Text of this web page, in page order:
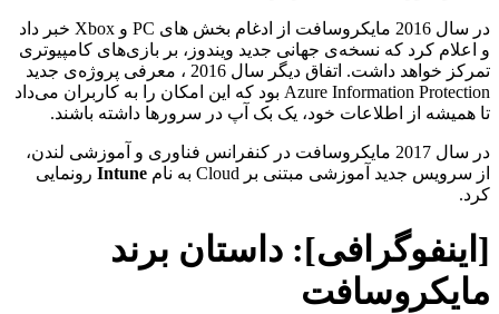
در سال 2016 مایکروسافت از ادغام بخش های PC و Xbox خبر داد
و اعلام کرد که نسخه‌ی جهانی جدید ویندوز، بر بازی‌های کامپیوتری
تمرکز خواهد داشت. اتفاق دیگر سال 2016 ، معرفی پروژه‌ی جدید
Azure Information Protection بود که این امکان را به کاربران می‌داد
تا همیشه از اطلاعات خود، یک بک آپ در سرورها داشته باشند.
در سال 2017 مایکروسافت در کنفرانس فناوری و آموزشی لندن،
از سرویس جدید آموزشی مبتنی بر Cloud به نام
Intune رونمایی
کرد.
[اینفوگرافی]: داستان برند
مایکروسافت